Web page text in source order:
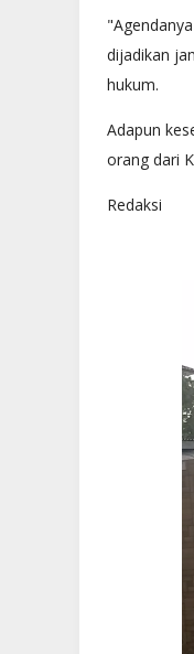
dijadikan
hukum.
Adapun
orang dari
Redaksi
Batam Bisa Uji Swab